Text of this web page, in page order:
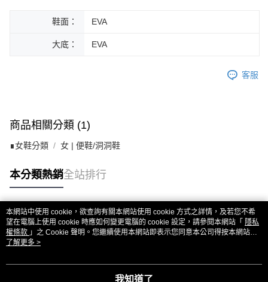
鞋面： EVA
大底： EVA
客服
商品相關分類 (1)
∎女鞋分類 女 | 便鞋/洞洞鞋
本分類熱銷全站排行
熱門標籤
本網站中使用 cookie，欲查詢有關本網站使用 cookie 方式之詳情，及若您不希
望在電腦上使用 cookie 時應如何變更電腦的 cookie 設定，請參閱本網站「 隱私
權條款 」之 Cookie 聲明。您繼續使用本網站即表示您同意本公司得按本網站使
用條款之 Cookie 聲明使用 cookie。
了解更多 >
我知道了